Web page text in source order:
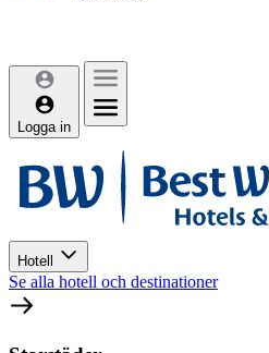
Logga in
Hotell
Se alla hotell och destinationer